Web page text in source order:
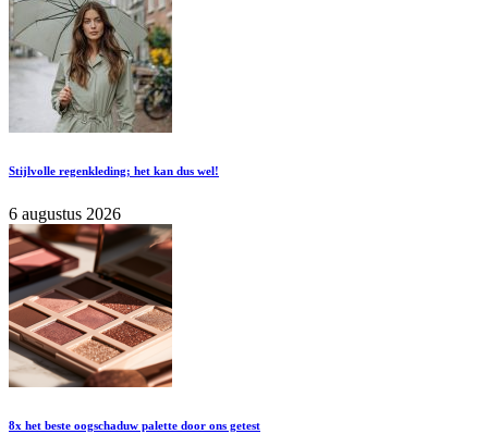
Stijlvolle regenkleding; het kan dus wel!
6 augustus 2026
8x het beste oogschaduw palette door ons getest